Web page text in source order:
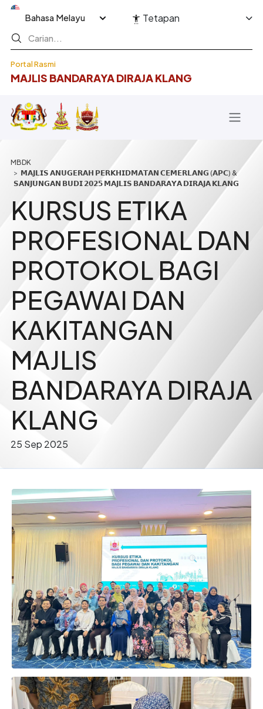
Langkau ke kandungan utama
Portal Rasmi
MAJLIS BANDARAYA DIRAJA KLANG
Select your language Tetapan
Breadcrumb
𝗠𝗔𝗝𝗟𝗜𝗦 𝗔𝗡𝗨𝗚𝗘𝗥𝗔𝗛 𝗣𝗘𝗥𝗞𝗛𝗜𝗗𝗠𝗔𝗧𝗔𝗡 𝗖𝗘𝗠𝗘𝗥𝗟𝗔𝗡𝗚 (𝗔𝗣𝗖) &
𝗦𝗔𝗡𝗝𝗨𝗡𝗚𝗔𝗡 𝗕𝗨𝗗𝗜 𝟮𝟬𝟮𝟱 𝗠𝗔𝗝𝗟𝗜𝗦 𝗕𝗔𝗡𝗗𝗔𝗥𝗔𝗬𝗔 𝗗𝗜𝗥𝗔𝗝𝗔 𝗞𝗟𝗔𝗡𝗚
KURSUS ETIKA
PROFESIONAL DAN
PROTOKOL BAGI
PEGAWAI DAN
KAKITANGAN
MAJLIS
BANDARAYA DIRAJA
KLANG
25 Sep 2025